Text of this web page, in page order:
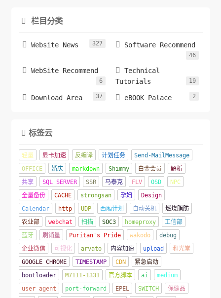
 栏目分类
 Website News 327  Software Recommend
46
 WebSite Recommend
6

Technical
Tutorials
19
 Download Area 37  eBOOK Palace 2
 标签云
轻量 显卡加速 反编译 计划任务
Send-MailMessage
OFFICE
婚庆 markdown Shimmy 白金会员
解析
共享
SQL SERVER SSR 马泰克 FLV OSD
NPC
全量备份
CACHE strongsan 孕妇
Design
Calendar
http UDP 西厢计划 自动关机
燃烧脂肪
农业部
webchat 扫描 SOC3 homeproxy
工信部
蓝牙
刷销量 Puritan's Pride wakodo
debug
企业微信
可视化 arvato 内容加速 upload
和光堂
GOOGLE CHROME
TIMESTAMP CDN
紧急启动
bootloader
M7111-1331 官方脚本 ai
medium
user agent
port-forward EPEL SWITCH 保健品